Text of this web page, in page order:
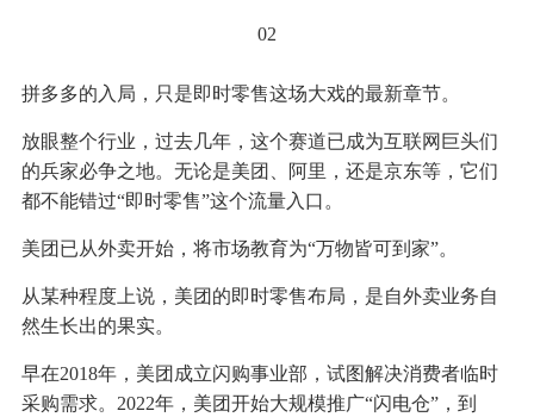
02
拼多多的入局，只是即时零售这场大戏的最新章节。
放眼整个行业，过去几年，这个赛道已成为互联网巨头们
的兵家必争之地。无论是美团、阿里，还是京东等，它们
都不能错过“即时零售”这个流量入口。
美团已从外卖开始，将市场教育为“万物皆可到家”。
从某种程度上说，美团的即时零售布局，是自外卖业务自
然生长出的果实。
早在2018年，美团成立闪购事业部，试图解决消费者临时
采购需求。2022年，美团开始大规模推广“闪电仓”，到